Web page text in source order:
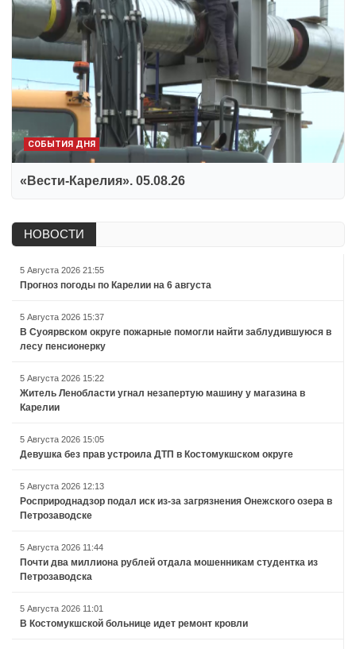
СОБЫТИЯ ДНЯ
«Вести-Карелия». 05.08.26
НОВОСТИ
5 Августа 2026 21:55
Прогноз погоды по Карелии на 6 августа
5 Августа 2026 15:37
В Суоярвском округе пожарные помогли найти заблудившуюся в
лесу пенсионерку
5 Августа 2026 15:22
Житель Ленобласти угнал незапертую машину у магазина в
Карелии
5 Августа 2026 15:05
Девушка без прав устроила ДТП в Костомукшском округе
5 Августа 2026 12:13
Росприроднадзор подал иск из-за загрязнения Онежского озера в
Петрозаводске
5 Августа 2026 11:44
Почти два миллиона рублей отдала мошенникам студентка из
Петрозаводска
5 Августа 2026 11:01
В Костомукшской больнице идет ремонт кровли